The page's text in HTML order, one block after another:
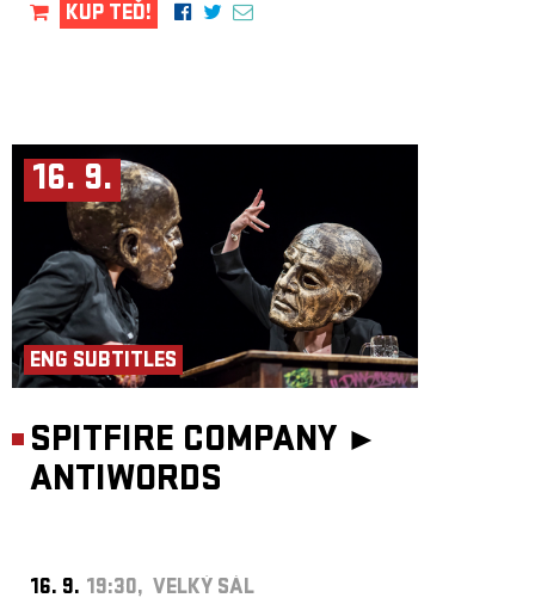
KUP TEĎ!
16. 9.
ENG SUBTITLES
SPITFIRE COMPANY ►
ANTIWORDS
16. 9. 19:30, VELKÝ SÁL